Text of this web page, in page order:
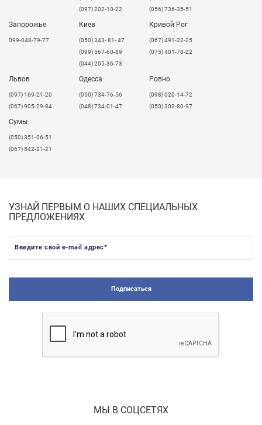
(097) 202-10-22
(056) 736-35-51
Запорожье
099-048-79-77
Киев
(050) 343- 81- 47
(099) 567-60-89
(044) 205-36-73
Кривой Рог
(067) 491-22-25
(075) 401-78-22
Львов
​(097) 169-21-20
(067) 905-29-84
Одесса
(050) 734-76-56
(048) 734-01-47
Ровно
(098) 020-14-72
(050) 303-80-97
Сумы
(050) 351-06-51
(067) 542-21-21
УЗНАЙ ПЕРВЫМ О НАШИХ СПЕЦИАЛЬНЫХ
ПРЕДЛОЖЕНИЯХ
Введите свой e-mail адрес*
Подписаться
МЫ В СОЦСЕТЯХ